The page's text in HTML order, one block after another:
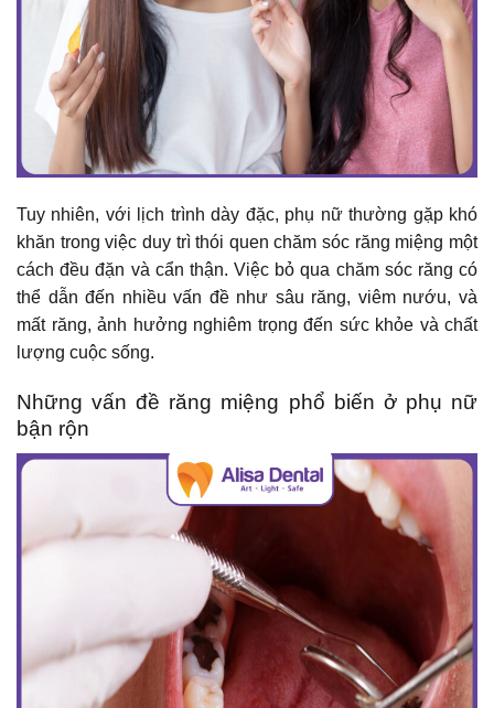
Tuy nhiên, với lịch trình dày đặc, phụ nữ thường gặp khó
khăn trong việc duy trì thói quen chăm sóc răng miệng một
cách đều đặn và cẩn thận. Việc bỏ qua chăm sóc răng có
thể dẫn đến nhiều vấn đề như sâu răng, viêm nướu, và
mất răng, ảnh hưởng nghiêm trọng đến sức khỏe và chất
lượng cuộc sống.
Những vấn đề răng miệng phổ biến ở phụ nữ
bận rộn